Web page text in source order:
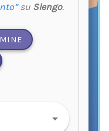
su Slengo.